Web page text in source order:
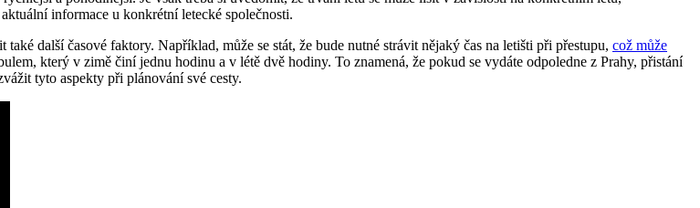
informace u konkrétní letecké společnosti.
další časové faktory. Například, může se stát, že bude nutné strávit nějaký čas na letišti při přestupu, což může
který v zimě činí jednu hodinu a v létě dvě hodiny. To znamená, že pokud se vydáte odpoledne z Prahy, přistání
tyto aspekty při plánování své cesty.